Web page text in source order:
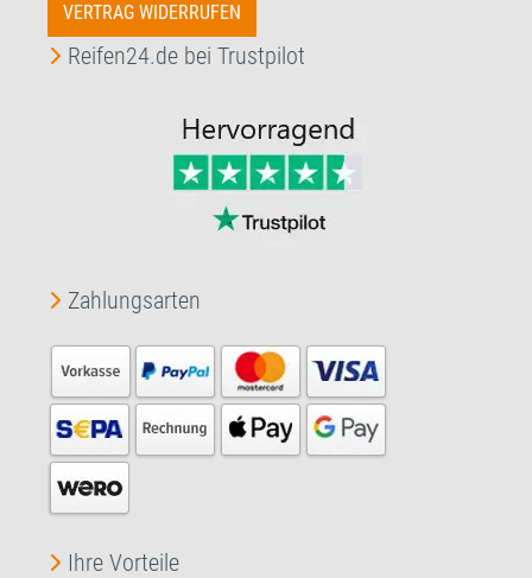
VERTRAG WIDERRUFEN
Reifen24.de bei Trustpilot
Zahlungsarten
Ihre Vorteile